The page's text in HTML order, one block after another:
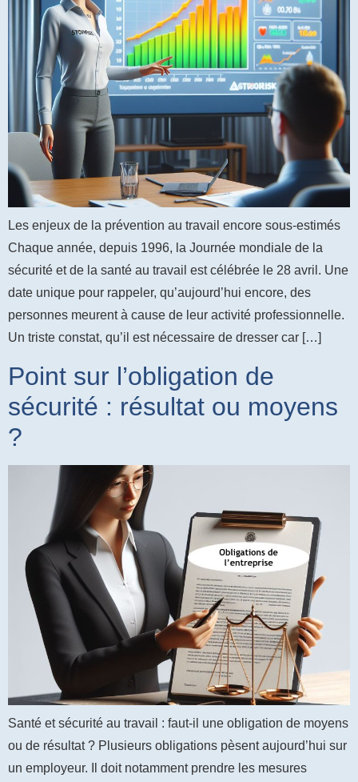
Les enjeux de la prévention au travail encore sous-estimés
Chaque année, depuis 1996, la Journée mondiale de la
sécurité et de la santé au travail est célébrée le 28 avril. Une
date unique pour rappeler, qu’aujourd’hui encore, des
personnes meurent à cause de leur activité professionnelle.
Un triste constat, qu’il est nécessaire de dresser car […]
Point sur l’obligation de
sécurité : résultat ou moyens
?
Santé et sécurité au travail : faut-il une obligation de moyens
ou de résultat ? Plusieurs obligations pèsent aujourd’hui sur
un employeur. Il doit notamment prendre les mesures